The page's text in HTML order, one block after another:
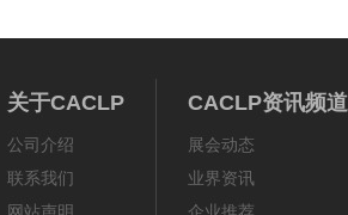
关于CACLP
公司介绍
联系我们
CACLP资讯频道
展会动态
业界资讯